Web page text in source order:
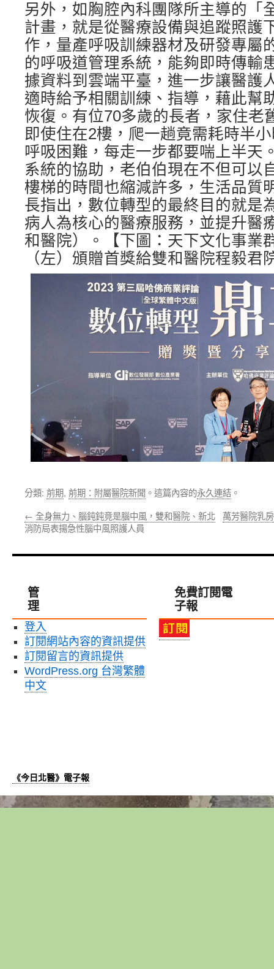
另外，如胸腔內科團隊所主導的「
計畫，就是從醫療設備與追蹤照護
作，量產呼吸訓練器材及研發專屬
的呼吸道管理系統，能夠即時傳輸
據資料到雲端平臺，進一步讓醫護
適時給予相關訓練、指導，藉此幫
恢復。有位70多歲的長者，家住老
即使住在2樓，爬一趟竟需耗時半
呼吸困難，每走一步都要喘上半天
系統的協助，老伯伯現在不但可以
樓梯的時間也縮減許多，生活品質
長指出，數位轉型的最終目的就是
病人為核心的醫療服務，並提升醫
和醫院）。【下圖：天下文化事業
（左）頒贈首獎給雙和醫院程毅君
分類: 前期, 前期：附屬醫院新聞 。這篇內容的永久連結 。
← 全身無力、腦鈍鈍竟是腦中風，雙和醫院、新北
消防局表揚急性腦中風照護人員
萬芳醫院乳
管
理
登入
訂閱網站內容的資訊提供
訂閱留言的資訊提供
WordPress.org 台灣繁體
中文
免費訂閱電
子報
《今日北醫》電子報